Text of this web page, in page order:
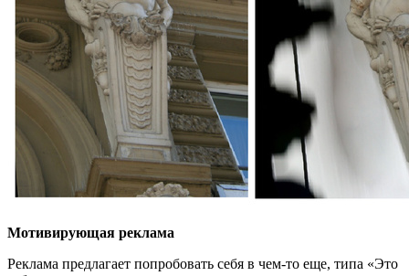
Мотивирующая реклама
Реклама предлагает попробовать себя в чем-то еще, типа «Это